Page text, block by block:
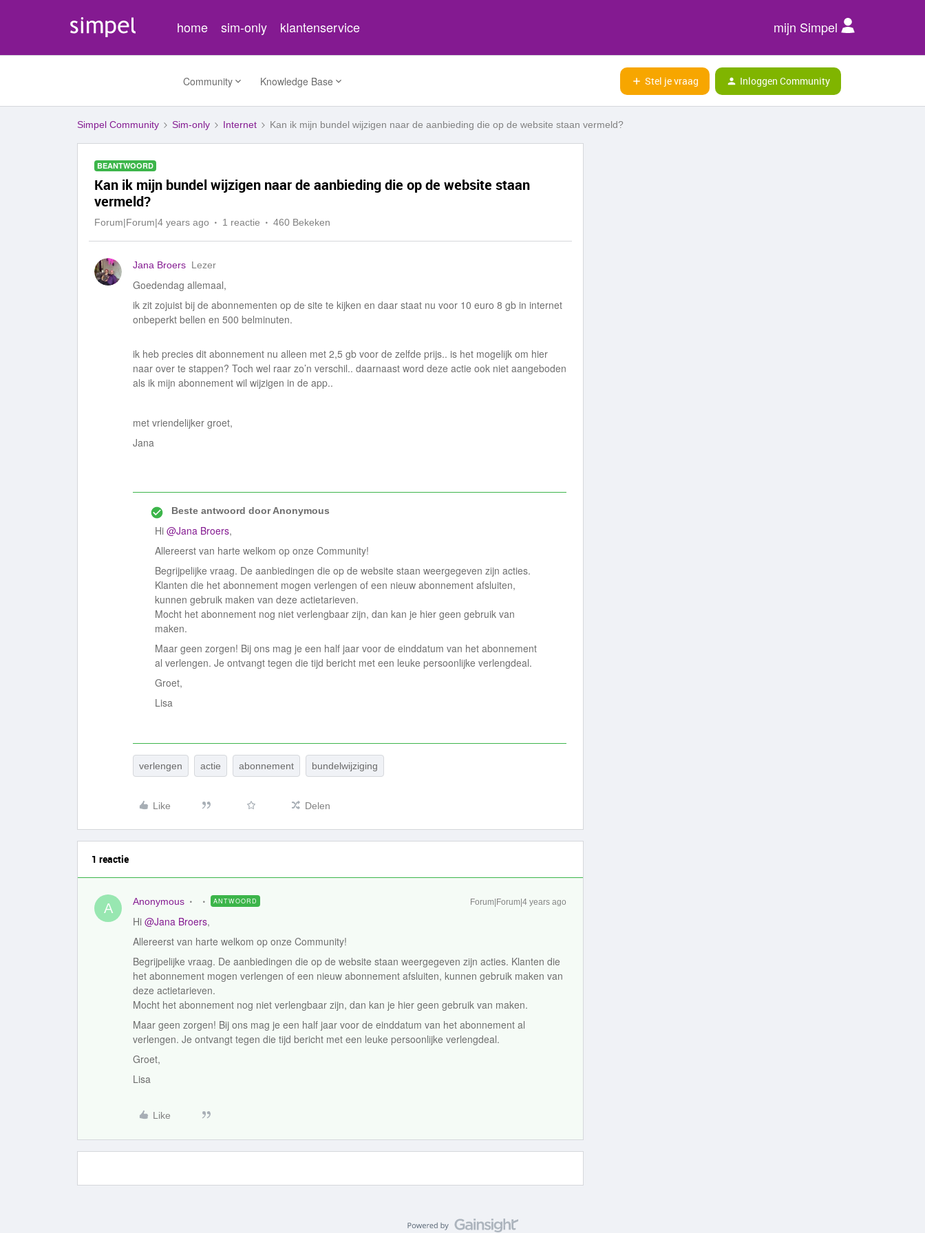
home sim-only klantenservice mijn Simpel
Community Knowledge Base Stel je vraag Inloggen Community
Simpel Community Sim-only Internet Kan ik mijn bundel wijzigen naar de aanbieding die op de website staan vermeld?
BEANTWOORD
Kan ik mijn bundel wijzigen naar de aanbieding die op de website staan
vermeld?
Forum|Forum|4 years ago 1 reactie 460 Bekeken
Jana Broers Lezer
Goedendag allemaal,
ik zit zojuist bij de abonnementen op de site te kijken en daar staat nu voor 10 euro 8 gb in internet
onbeperkt bellen en 500 belminuten.
ik heb precies dit abonnement nu alleen met 2,5 gb voor de zelfde prijs.. is het mogelijk om hier
naar over te stappen? Toch wel raar zo’n verschil.. daarnaast word deze actie ook niet aangeboden
als ik mijn abonnement wil wijzigen in de app..
met vriendelijker groet,
Jana
Beste antwoord doorAnonymous
Hi @Jana Broers,
Allereerst van harte welkom op onze Community!
Begrijpelijke vraag. De aanbiedingen die op de website staan weergegeven zijn acties.
Klanten die het abonnement mogen verlengen of een nieuw abonnement afsluiten,
kunnen gebruik maken van deze actietarieven.
Mocht het abonnement nog niet verlengbaar zijn, dan kan je hier geen gebruik van
maken.
Maar geen zorgen! Bij ons mag je een half jaar voor de einddatum van het abonnement
al verlengen. Je ontvangt tegen die tijd bericht met een leuke persoonlijke verlengdeal.
Groet,
Lisa
verlengen actie abonnement bundelwijziging
Like Delen
1 reactie
A Anonymous ANTWOORD Forum|Forum|4 years ago
Hi @Jana Broers,
Allereerst van harte welkom op onze Community!
Begrijpelijke vraag. De aanbiedingen die op de website staan weergegeven zijn acties. Klanten die
het abonnement mogen verlengen of een nieuw abonnement afsluiten, kunnen gebruik maken van
deze actietarieven.
Mocht het abonnement nog niet verlengbaar zijn, dan kan je hier geen gebruik van maken.
Maar geen zorgen! Bij ons mag je een half jaar voor de einddatum van het abonnement al
verlengen. Je ontvangt tegen die tijd bericht met een leuke persoonlijke verlengdeal.
Groet,
Lisa
Like